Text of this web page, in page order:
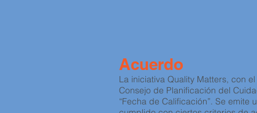
Acuerdo
La iniciativa Quality Matters, con
Consejo de Planificación del
“Fecha de Calificación”. Se